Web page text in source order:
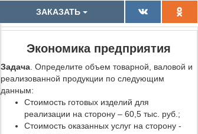
ЗАКАЗАТЬ
Экономика предприятия
Задача . Определите объем товарной, валовой и
реализованной продукции по следующим
данным:
Стоимость готовых изделий для
реализации на сторону – 60,5 тыс. руб.;
Стоимость оказанных услуг на сторону -